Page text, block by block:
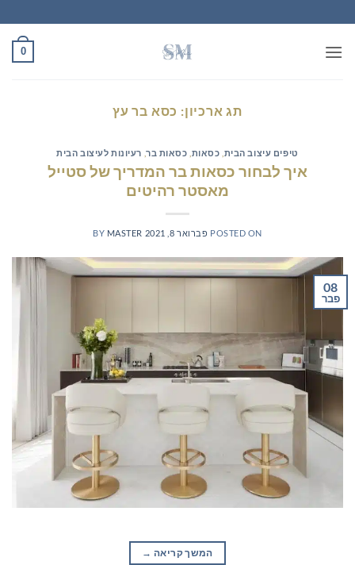
to
content
0
תג ארכיון: כסא בר עץ
טיפים עיצוב הבית כסאות כסאות בר, רעיונות לעיצוב הבית
איך לבחור כסאות בר המדריך של סטייל
מאסטר רהיטים
POSTED ON פברואר 8, 2021 BY MASTER
08
פבר
המשך קריאה →